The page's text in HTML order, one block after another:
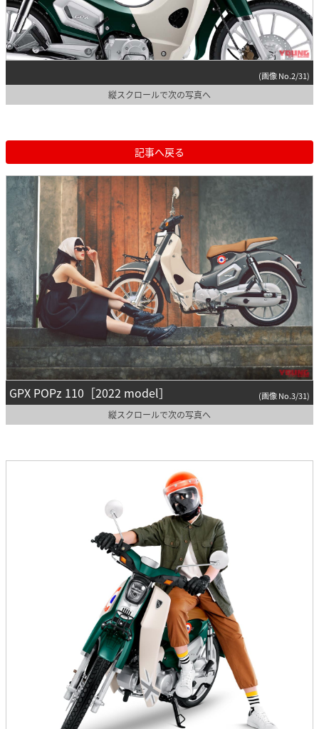
(画像 No.2/31)
縦スクロールで次の写真へ
記事へ戻る
GPX POPz 110［2022 model］ (画像 No.3/31)
縦スクロールで次の写真へ